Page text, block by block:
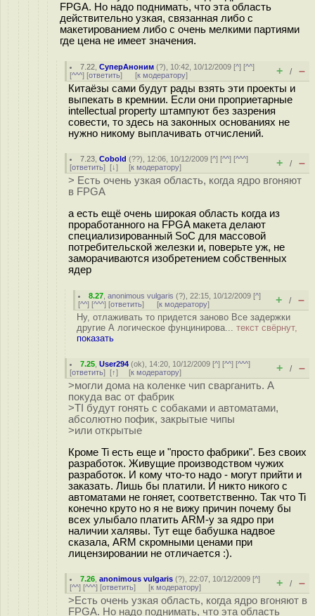
FPGA. Но надо поднимать, что эта область
действительно узкая, связанная либо с
макетированием либо с очень мелкими партиями
где цена не имеет значения.
7.22 ,СуперАноним (?), 10:42, 10/12/2009 [^] [^^]
[^^^] [ответить] [к модератору] + / –
Китаёзы сами будут рады взять эти проекты и
выпекать в кремнии. Если они проприетарные
intellectual property штампуют без зазрения
совести, то здесь на законных основаниях не
нужно никому выплачивать отчислений.
7.23 ,Cobold (??), 12:06, 10/12/2009 [^] [^^] [^^^]
[ответить] [↓] [к модератору] + / –
> Есть очень узкая область, когда ядро вгоняют
в FPGA
а есть ещё очень широкая область когда из
проработанного на FPGA макета делают
специализированный SoC для массовой
потребительской железки и, поверьте уж, не
заморачиваются изобретением собственных
ядер
8.27 ,anonimous vulgaris (?), 22:15, 10/12/2009 [^]
[^^] [^^^] [ответить] [к модератору] + / –
Ну, отлаживать то придется заново Все задержки
другие А логическое фунцинирова... текст свёрнут,
показать
7.25 ,User294 (ok), 14:20, 10/12/2009 [^] [^^] [^^^]
[ответить] [↑] [к модератору] + / –
>могли дома на коленке чип сварганить. А
покуда вас от фабрик
>TI будут гонять с собаками и автоматами,
абсолютно пофик, закрытые чипы
>или открытые
Кроме Ti есть еще и "просто фабрики". Без своих
разработок. Живущие производством чужих
разработок. И кому что-то надо - могут прийти и
заказать. Лишь бы платили. И никто никого с
автоматами не гоняет, соответственно. Так что Ti
конечно круто но я не вижу причин почему бы
всех улыбало платить ARM-у за ядро при
наличии халявы. Тут еще бабушка надвое
сказала, ARM скромными ценами при
лицензировании не отличается :).
7.26 ,anonimous vulgaris (?), 22:07, 10/12/2009 [^]
[^^] [^^^] [ответить] [к модератору] + / –
>Есть очень узкая область, когда ядро вгоняют в
FPGA. Но надо поднимать, что эта область